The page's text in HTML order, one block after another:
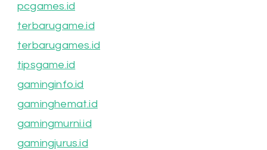
pcgames.id
terbarugame.id
terbarugames.id
tipsgame.id
gaminginfo.id
gaminghemat.id
gamingmurni.id
gamingjurus.id